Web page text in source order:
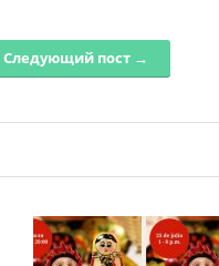
Следующий пост →